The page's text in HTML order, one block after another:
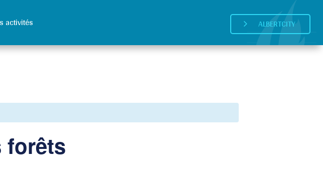
activités 5 ALBERTCITY
forêts